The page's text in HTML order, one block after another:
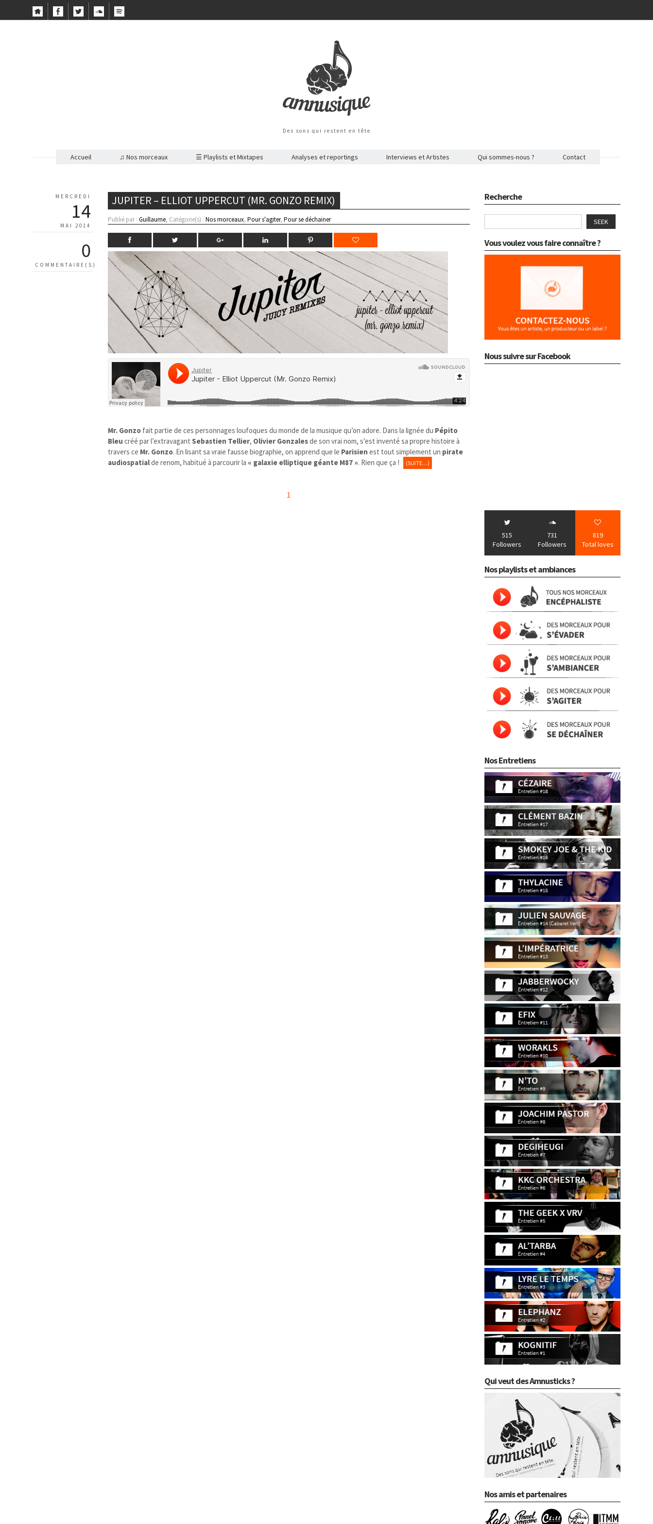
Des sons qui restent en tête
Accueil ♫ Nos morceaux ☰ Playlists et Mixtapes Analyses et reportings Interviews et Artistes Qui sommes-nous ? Contact
MERCREDI
14
MAI 2014
0
COMMENTAIRE(S)
JUPITER – ELLIOT UPPERCUT (MR. GONZO REMIX)
Publié par :Guillaume, Catégorie(s) :Nos morceaux,Pour s'agiter,Pour se déchainer
Mr. Gonzo fait partie de ces personnages loufoques du monde de la musique qu’on adore. Dans la lignée du Pépito
Bleu créé par l’extravagantSebastien Tellier, Olivier Gonzalesde son vrai nom, s’est inventé sa propre histoire à
travers ce Mr. Gonzo. En lisant sa vraie fausse biographie, on apprend que le Parisien est tout simplement un pirate
audiospatialde renom, habitué à parcourir la « galaxie elliptique géante M87 ». Rien que ça ! (SUITE…)
1
Recherche
SEEK
Vous voulez vous faire connaître ?
Nous suivre sur Facebook
515
Followers
731
Followers
819
Total loves
Nos playlists et ambiances
Nos Entretiens
Qui veut des Amnusticks ?
Nos amis et partenaires